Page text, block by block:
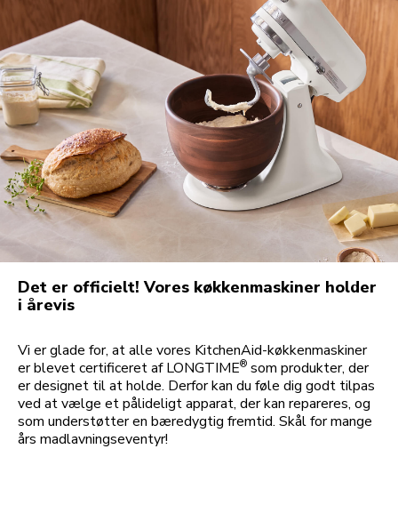
Det er officielt! Vores køkkenmaskiner holder
i årevis
Vi er glade for, at alle vores KitchenAid-køkkenmaskiner
er blevet certificeret af LONGTIME® som produkter, der
er designet til at holde. Derfor kan du føle dig godt tilpas
ved at vælge et pålideligt apparat, der kan repareres, og
som understøtter en bæredygtig fremtid. Skål for mange
års madlavningseventyr!